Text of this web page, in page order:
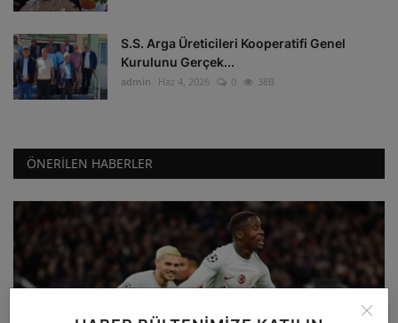
S.S. Arga Üreticileri Kooperatifi Genel
Kurulunu Gerçek...
admin Haz 4, 2026 0 38B
ÖNERILEN HABERLER